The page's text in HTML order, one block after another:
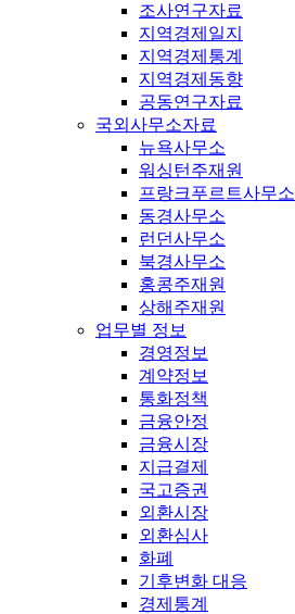
조사연구자료
지역경제일지
지역경제통계
지역경제동향
공동연구자료
국외사무소자료
뉴욕사무소
워싱턴주재원
프랑크푸르트사무소
동경사무소
런던사무소
북경사무소
홍콩주재원
상해주재원
업무별 정보
경영정보
계약정보
통화정책
금융안정
금융시장
지급결제
국고증권
외환시장
외환심사
화폐
기후변화 대응
경제통계